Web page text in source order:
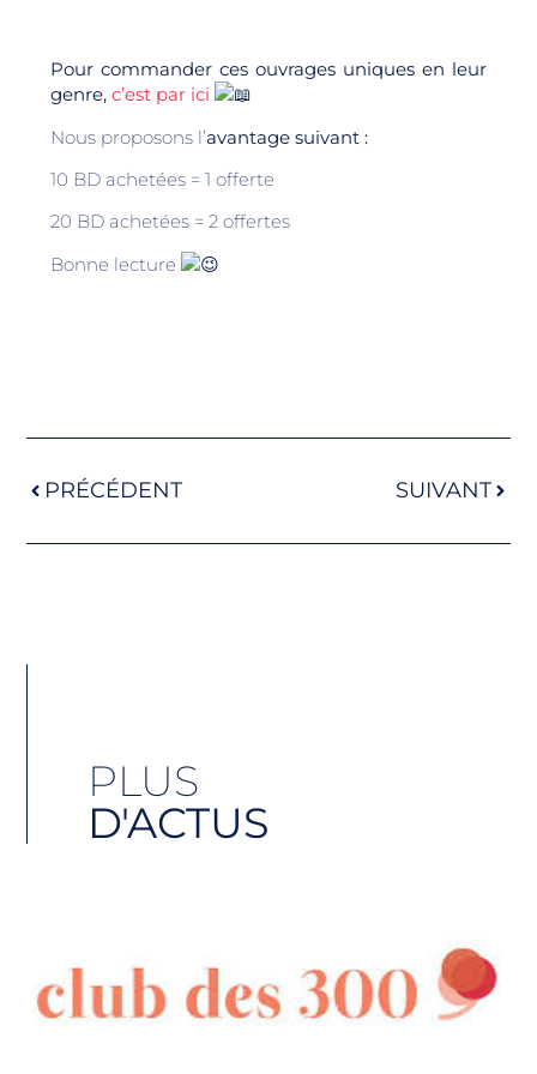
Pour commander ces ouvrages uniques en leur
genre,c’est par ici
Nous proposons l’avantage suivant :
10 BD achetées = 1 offerte
20 BD achetées = 2 offertes
Bonne lecture
PRÉCÉDENT SUIVANT
PLUS
D'ACTUS